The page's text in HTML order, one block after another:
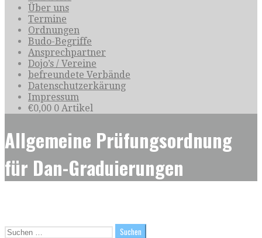
Über uns
Termine
Ordnungen
Budo-Begriffe
Ansprechpartner
Dojo’s / Vereine
befreundete Verbände
Datenschutzerkärung
Impressum
€0,00 0 Artikel
Allgemeine Prüfungsordnung
für Dan-Graduierungen
Suchen